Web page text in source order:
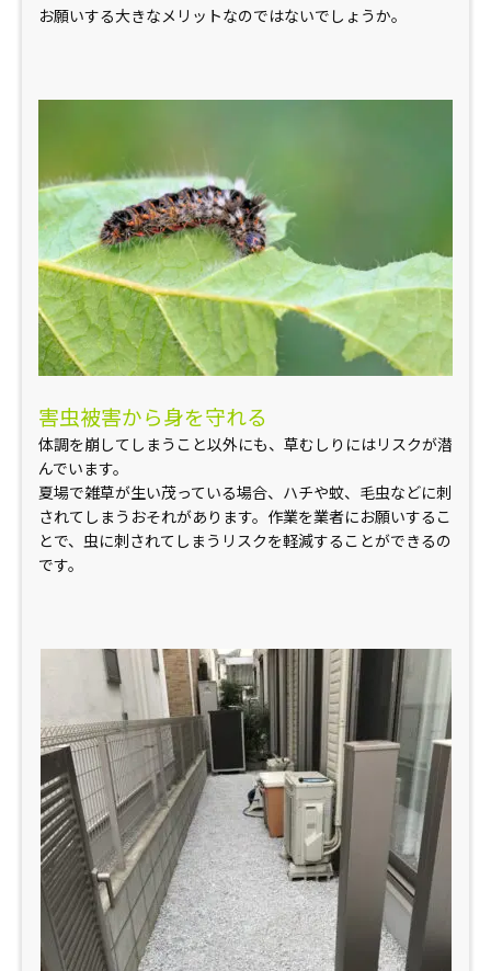
お願いする大きなメリットなのではないでしょうか。
害虫被害から身を守れる
体調を崩してしまうこと以外にも、草むしりにはリスクが潜
んでいます。
夏場で雑草が生い茂っている場合、ハチや蚊、毛虫などに刺
されてしまうおそれがあります。作業を業者にお願いするこ
とで、虫に刺されてしまうリスクを軽減することができるの
です。